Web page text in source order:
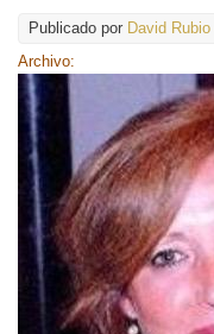
Publicado por David Rubio
Archivo: